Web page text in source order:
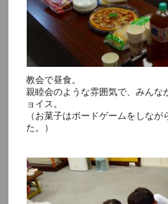
教会で昼食。
親睦会のような雰囲気で、みんな
ョイス。
（お菓子はボードゲームをしな
た。）